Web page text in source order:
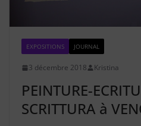
EXPOSITIONS JOURNAL
3 décembre 2018 Kristina
PEINTURE-
SCRITTURA à